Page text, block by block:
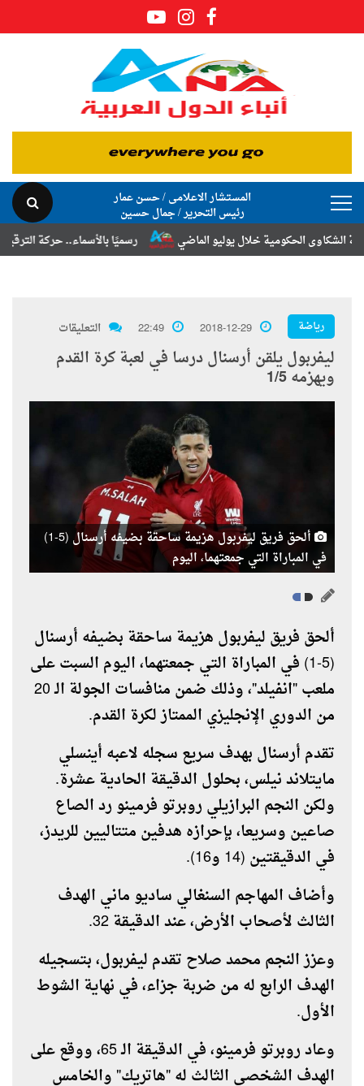
المستشار الاعلامى / حسن عمار
رئيس التحرير / جمال حسين
رسميًا بالأسماء.. حركة الترقيات
الحكومية خلال يوليو الماضي
رياضة 2018-12-29
22:49 التعليقات
ليفربول يلقن أرسنال درسا في لعبة كرة القدم
ويهزمه 1/5
ألحق فريق ليفربول هزيمة ساحقة بضيفه أرسنال (5-1)
في المباراة التي جمعتهما، اليوم
ألحق فريق ليفربول هزيمة ساحقة بضيفه أرسنال
(5-1) في المباراة التي جمعتهما، اليوم السبت على
ملعب "انفيلد"، وذلك ضمن منافسات الجولة الـ 20
من الدوري الإنجليزي الممتاز لكرة القدم.
تقدم أرسنال بهدف سريع سجله لاعبه أينسلي
مايتلاند نيلس، بحلول الدقيقة الحادية عشرة.
ولكن النجم البرازيلي روبرتو فرمينو رد الصاع
صاعين وسريعا، بإحرازه هدفين متتاليين للريدز،
في الدقيقتين (14 و16).
وأضاف المهاجم السنغالي ساديو ماني الهدف
الثالث لأصحاب الأرض، عند الدقيقة 32.
وعزز النجم محمد صلاح تقدم ليفربول، بتسجيله
الهدف الرابع له من ضربة جزاء، في نهاية الشوط
الأول.
وعاد روبرتو فرمينو، في الدقيقة الـ 65، ووقع على
الهدف الشخصي الثالث له "هاتريك" والخامس